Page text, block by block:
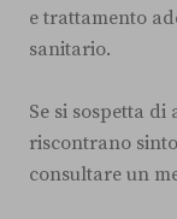
e trattamento
sanitario.
Se si sospetta
riscontrano
consultare un